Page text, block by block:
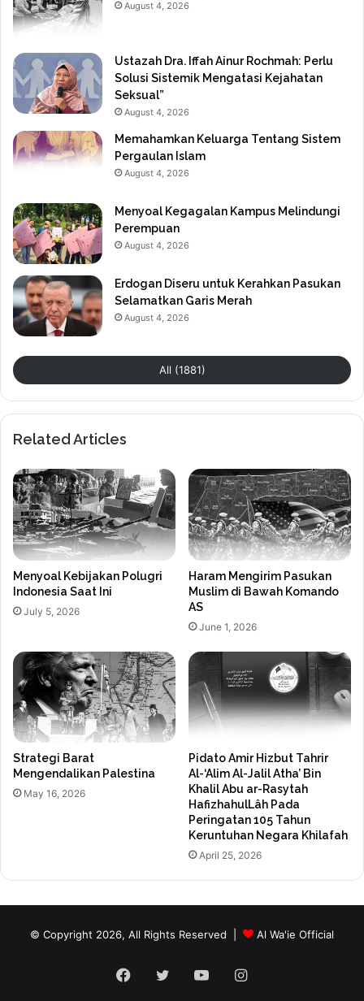
August 4, 2026
Ustazah Dra. Iffah Ainur Rochmah: Perlu
Solusi Sistemik Mengatasi Kejahatan
Seksual”
August 4, 2026
Memahamkan Keluarga Tentang Sistem
Pergaulan Islam
August 4, 2026
Menyoal Kegagalan Kampus Melindungi
Perempuan
August 4, 2026
Erdogan Diseru untuk Kerahkan Pasukan
Selamatkan Garis Merah
August 4, 2026
All (1881)
Related Articles
Menyoal Kebijakan Polugri
Indonesia Saat Ini
July 5, 2026
Haram Mengirim Pasukan
Muslim di Bawah Komando
AS
June 1, 2026
Strategi Barat
Mengendalikan Palestina
May 16, 2026
Pidato Amir Hizbut Tahrir
Al-‘Alim Al-Jalil Atha’ Bin
Khalil Abu ar-Rasytah
HafizhahulLâh Pada
Peringatan 105 Tahun
Keruntuhan Negara Khilafah
April 25, 2026
© Copyright 2026, All Rights Reserved | Al Wa'ie Official
Facebook
Twitter YouTubeInstagram